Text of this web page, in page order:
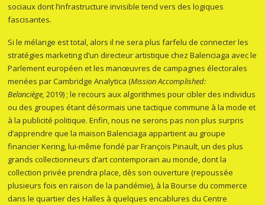
sociaux dont l’infrastructure invisible tend vers des logiques
fascisantes.
Si le mélange est total, alors il ne sera plus farfelu de connecter les
stratégies marketing d’un directeur artistique chez Balenciaga avec le
Parlement européen et les manœuvres de campagnes électorales
menées par Cambridge Analytica (Mission Accomplished:
Belanciège, 2019) ; le recours aux algorithmes pour cibler des individus
ou des groupes étant désormais une tactique commune à la mode et
à la publicité politique. Enfin, nous ne serons pas non plus surpris
d’apprendre que la maison Balenciaga appartient au groupe
financier Kering, lui-même fondé par François Pinault, un des plus
grands collectionneurs d’art contemporain au monde, dont la
collection privée prendra place, dès son ouverture (repoussée
plusieurs fois en raison de la pandémie), à la Bourse du commerce
dans le quartier des Halles à quelques encablures du Centre